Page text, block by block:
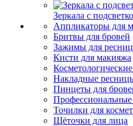
Зеркала с
Аппликаторы для
Бритвы для бровей
Зажимы для ресниц
Кисти для макияжа
Накладные
Пинцеты для
Точилки для
Щёточки для лица